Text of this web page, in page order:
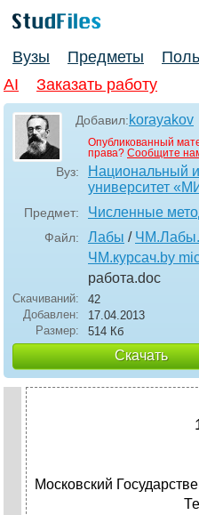
Вузы Предметы
AI
Заказать работу
Добавил:korayakov
Опубликованный
права? Сообщите
Вуз:
Национальный
университет
Предмет: Численные
Файл: Лабы /
ЧМ.курсач.by
работа.doc
Скачиваний:
42
Добавлен:
17.04.2013
Размер:
514 Кб
Скачать
Московский